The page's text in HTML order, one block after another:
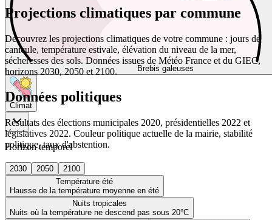
Brebis galeuses
Climat
Horizon temporel
2030 2050
2100
Température été
Hausse de la température moyenne en été
Nuits tropicales
Nuits où la température ne descend pas sous 20°C
Projections climatiques par commune
Découvrez les projections climatiques de votre commune : jours de
canicule, température estivale, élévation du niveau de la mer,
sécheresses des sols. Données issues de Météo France et du GIEC,
horizons 2030, 2050 et 2100.
Données politiques
Résultats des élections municipales 2020, présidentielles 2022 et
législatives 2022. Couleur politique actuelle de la mairie, stabilité
politique, taux d'abstention.